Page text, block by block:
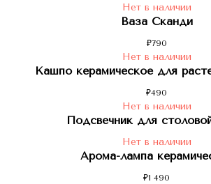
Нет в наличии
Ваза Сканди
₽790
Нет в наличии
Кашпо керамическое для
₽490
Нет в наличии
Подсвечник для
Нет в наличии
Арома-лампа
₽1 490